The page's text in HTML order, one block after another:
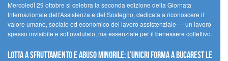
MercoledÌ 29 ottobre si celebra la seconda edizione della Giornata
Internazionale dell’Assistenza e del Sostegno, dedicata a riconoscere il
valore umano, sociale ed economico del lavoro assistenziale — un lavoro
spesso invisibile e sottovalutato, ma essenziale per il benessere collettivo.
Lotta a sfruttamento e abuso minorile: l’UNICRI forma a Bucarest le